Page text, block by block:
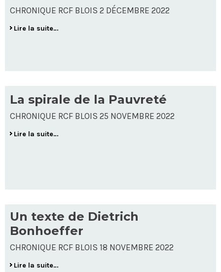
CHRONIQUE RCF BLOIS 2 DÉCEMBRE 2022
Lire la suite…
La spirale de la Pauvreté
CHRONIQUE RCF BLOIS 25 NOVEMBRE 2022
Lire la suite…
Un texte de Dietrich
Bonhoeffer
CHRONIQUE RCF BLOIS 18 NOVEMBRE 2022
Lire la suite…